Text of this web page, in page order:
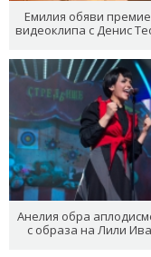
Емилия обяви
видеоклипа с Денис
Анелия обра
с образа на Лили